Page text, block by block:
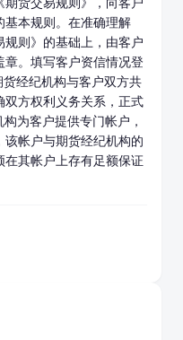
基本规则。在准确理解
规则》的基础上，由客户
。填写客户资信情况登
经纪机构与客户双方共
双方权利义务关系，正式
为客户提供专门帐户，
帐户与期货经纪机构的
在其帐户上存有足额保证